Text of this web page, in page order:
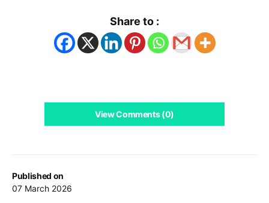
Published on
07 March 2026
Share to :
View Comments (0)